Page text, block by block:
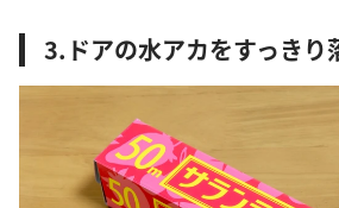
3.ドアの水アカをすっきり